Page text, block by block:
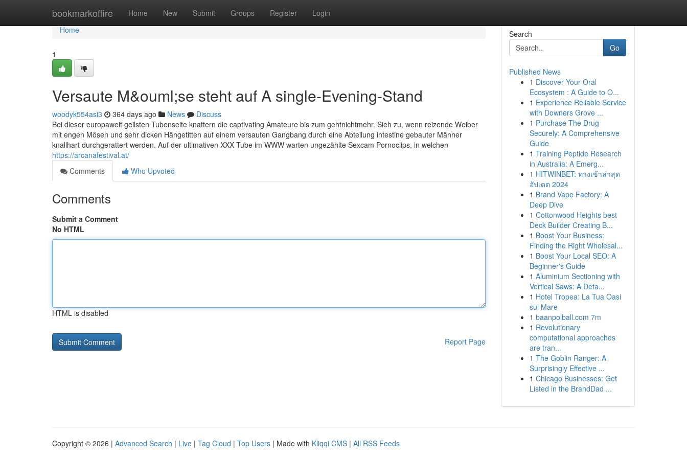
bookmarkoffire Home New Submit Groups Register Login
Home
Home
1
Versaute M&ouml;se steht auf A single-Evening-Stand
woodyk554asi3 364 days ago News
Discuss
Bei dieser europaweit geilsten Tubenseite knattern die captivating Amateure bis zum gehtnichtmehr. Sieh zu, wenn reizende Weiber
mit engen Mösen und sehr dicken Hängetitten auf einem versauten Gangbang durch eine Abteilung intestine gebauter Männer
knallhart durchgerattert werden. Auf der ultimativen XXX Tube im WWW warten ungezählte Sexcam Pornoclips, in welchen
https://arcanafestival.at/
Comments
Who Upvoted
Comments
Submit a Comment
No HTML
HTML is disabled
Report Page
Search
Go
Published News
1 Discover Your Oral
Ecosystem : A Guide to O...
1 Experience Reliable Service
with Downers Grove ...
1 Purchase The Drug
Securely: A Comprehensive
Guide
1 Training Peptide Research
in Australia: A Emerg...
1 HITWINBET: ทางเข้าล่าสุด
อัปเดต 2024
1 Brand Vape Factory: A
Deep Dive
1 Cottonwood Heights best
Deck Builder Creating B...
1 Boost Your Business:
Finding the Right Wholesal...
1 Boost Your Local SEO: A
Beginner's Guide
1 Aluminium Sectioning with
Vertical Saws: A Deta...
1 Hotel Tropea: La Tua Oasi
sul Mare
1 baanpolball.com 7m
1 Revolutionary
computational approaches
are tran...
1 The Goblin Ranger: A
Surprisingly Effective ...
1 Chicago Businesses: Get
Listed in the BrandDad ...
Copyright © 2026 | Advanced Search | Live | Tag Cloud | Top Users | Made with Kliqqi CMS | All RSS Feeds